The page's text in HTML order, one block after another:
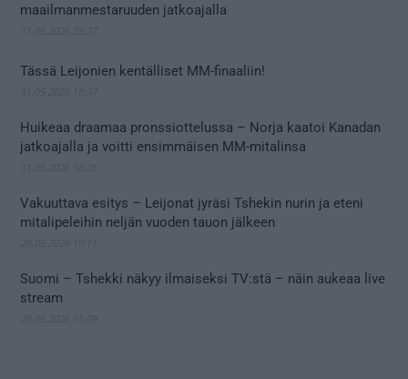
maailmanmestaruuden jatkoajalla
Tässä Leijonien kentälliset MM-finaaliin!
Huikeaa draamaa pronssiottelussa – Norja kaatoi Kanadan
jatkoajalla ja voitti ensimmäisen MM-mitalinsa
Vakuuttava esitys – Leijonat jyräsi Tshekin nurin ja eteni
mitalipeleihin neljän vuoden tauon jälkeen
Suomi – Tshekki näkyy ilmaiseksi TV:stä – näin aukeaa live
stream